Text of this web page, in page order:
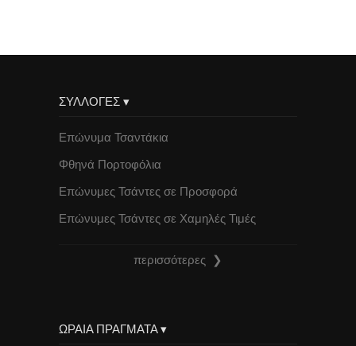
ΣΥΛΛΟΓΕΣ ▾
Επώνυμα Τσαντάκια
Φθηνά Πορτοφόλια
Επώνυμες Τσάντες σε Προσφορά
Επώνυμες Τσάντες σε Χαμηλές Τιμές
περισσότερες ❯
ΩΡΑΙΑ ΠΡΑΓΜΑΤΑ ▾